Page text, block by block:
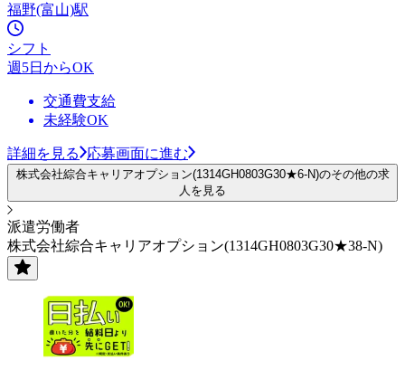
福野(富山)駅
シフト
週5日からOK
交通費支給
未経験OK
詳細を見る 応募画面に進む
株式会社綜合キャリアオプション(1314GH0803G30★6-N)のその他の求
人を見る
派遣労働者
株式会社綜合キャリアオプション(1314GH0803G30★38-N)